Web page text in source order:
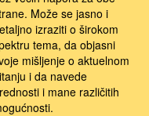
Može se jasno i
izraziti o širokom
tema, da objasni
mišljenje o aktuelnom
i da navede
i mane različitih